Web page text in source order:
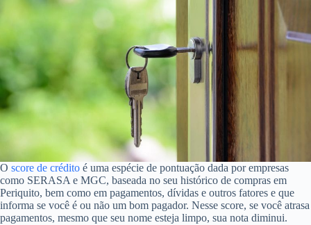
O score de crédito é uma espécie de pontuação dada por empresas
como SERASA e MGC, baseada no seu histórico de compras em
Periquito, bem como em pagamentos, dívidas e outros fatores e que
informa se você é ou não um bom pagador. Nesse score, se você atrasa
pagamentos, mesmo que seu nome esteja limpo, sua nota diminui.